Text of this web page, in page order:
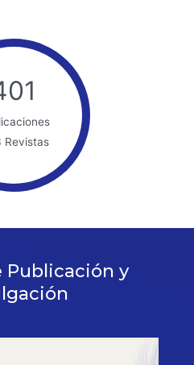
Revistas
Publicación y